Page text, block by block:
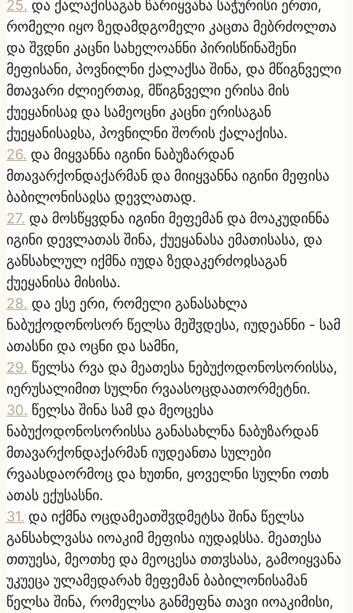
25. და ქალაქისაგან წარიყვანა საჭურისი ერთი,
რომელი იყო ზედამდგომელი კაცთა მებრძოლთა
და შჳდნი კაცნი სახელოანნი პირისწინაშენი
მეფისანი, პოვნილნი ქალაქსა შინა, და მწიგნველი
მთავარი ძლიერთაჲ, მწიგნველი ერისა მის
ქუეყანისაჲ და სამეოცნი კაცნი ერისაგან
ქუეყანისაჲსა, პოვნილნი შორის ქალაქისა.
26. და მიყვანნა იგინი ნაბუზარდან
მთავარქონდაქარმან და მიიყვანნა იგინი მეფისა
ბაბილონისაჲსა დევლათად.
27. და მოსწყვდნა იგინი მეფემან და მოაკუდინნა
იგინი დევლათას შინა, ქუეყანასა ემათისასა, და
განსახლულ იქმნა იუდა ზედაკერძოჲსაგან
ქუეყანისა მისისა.
28. და ესე ერი, რომელი განასახლა
ნაბუქოდონოსორ წელსა მეშჳდესა, იუდეანნი - სამ
ათასნი და ოცნი და სამნი,
29. წელსა რვა და მეათესა ნებუქოდონოსორისსა,
იერუსალიმით სულნი რვაასოცდაათორმეტნი.
30. წელსა შინა სამ და მეოცესა
ნაბუქოდონოსორისსა განასახლნა ნაბუზარდან
მთავარქონდაქარმან იუდეანთა სულები
რვაასდაორმოც და ხუთნი, ყოველნი სულნი ოთხ
ათას ექუსასნი.
31. და იქმნა ოცდამეათშჳდმეტსა შინა წელსა
განსახლვასა იოაკიმ მეფისა იუდაჲსსა. მეათესა
თთუესა, მეოთხე და მეოცესა თთჳსასა, გამოიყვანა
უკუეცა ულამედარახ მეფემან ბაბილონისამან
წელსა შინა, რომელსა განმეფნა თავი იოაკიმისი,